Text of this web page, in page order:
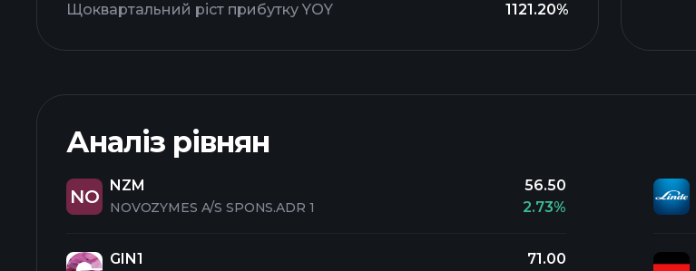
Щоквартальний ріст прибутку YOY
1121.20%
Аналіз рівнян
NO
NZM
NOVOZYMES A/S SPONS.ADR 1
56.50
2.73%
GIN1
71.00